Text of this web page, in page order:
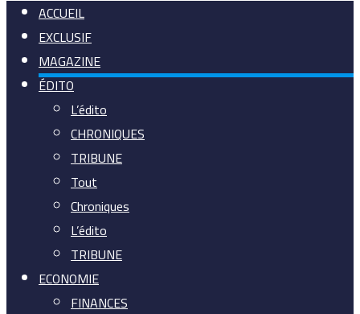
ACCUEIL
EXCLUSIF
MAGAZINE
ÉDITO
L’édito
CHRONIQUES
TRIBUNE
Tout
Chroniques
L’édito
TRIBUNE
ECONOMIE
FINANCES